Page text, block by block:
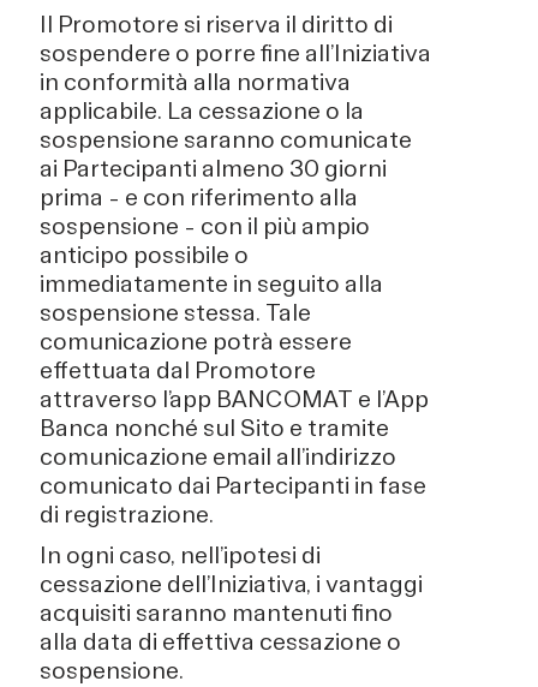
Il Promotore si riserva il diritto di
sospendere o porre fine all’Iniziativa
in conformità alla normativa
applicabile. La cessazione o la
sospensione saranno comunicate
ai Partecipanti almeno 30 giorni
prima – e con riferimento alla
sospensione – con il più ampio
anticipo possibile o
immediatamente in seguito alla
sospensione stessa. Tale
comunicazione potrà essere
effettuata dal Promotore
attraverso l’app BANCOMAT e l’App
Banca nonché sul Sito e tramite
comunicazione email all’indirizzo
comunicato dai Partecipanti in fase
di registrazione.
In ogni caso, nell’ipotesi di
cessazione dell’Iniziativa, i vantaggi
acquisiti saranno mantenuti fino
alla data di effettiva cessazione o
sospensione.